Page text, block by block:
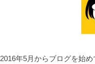
2016年5月からブログを始